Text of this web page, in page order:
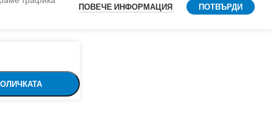
ПОВЕЧЕ ИНФОРМАЦИЯ ПОТВЪРДИ